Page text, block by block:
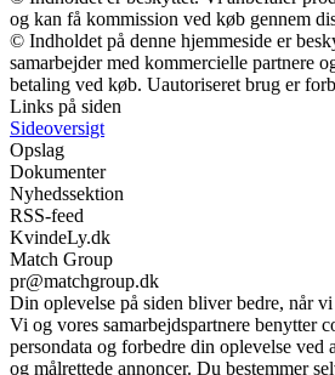
og kan få kommission ved køb gennem
© Indholdet på denne hjemmeside er
samarbejder med kommercielle partnere
betaling ved køb. Uautoriseret brug er
Links på siden
Sideoversigt
Opslag
Dokumenter
Nyhedssektion
RSS-feed
KvindeLy.dk
Match Group
pr@matchgroup.dk
Din oplevelse på siden bliver bedre, når
Vi og vores samarbejdspartnere benytter
persondata og forbedre din oplevelse ved
og målrettede annoncer. Du bestemmer